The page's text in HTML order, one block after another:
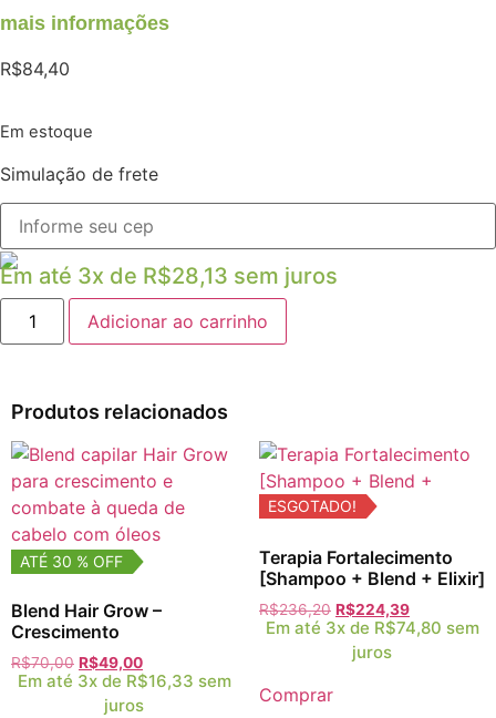
mais informações
R$84,40
Em estoque
Simulação de frete
Em até 3x de R$28,13 sem juros
Adicionar ao carrinho
Produtos relacionados
ATÉ 30 % OFF
Blend Hair Grow –
Crescimento
R$70,00 R$49,00
Em até 3x de R$16,33 sem
juros
ESGOTADO!
Terapia Fortalecimento
[Shampoo + Blend + Elixir]
R$236,20 R$224,39
Em até 3x de R$74,80 sem
juros
Comprar